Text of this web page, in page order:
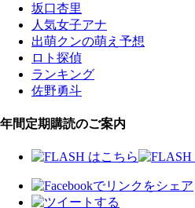
坂口杏里
人気女子アナ
出萌クンの萌え予想
ロト探偵
ランキング
佐野勇斗
年間定期購読のご案内